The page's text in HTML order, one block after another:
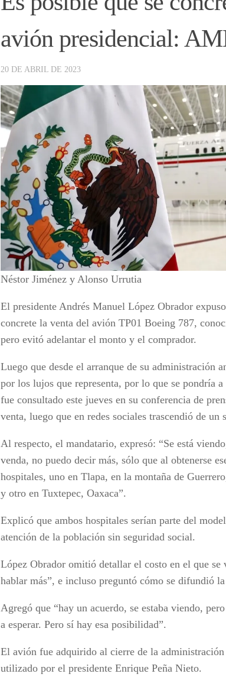
avión presidencial:
20 DE ABRIL DE 2023
Néstor Jiménez y Alonso Urrutia
El presidente Andrés Manuel López Obrador
concrete la venta del avión TP01 Boeing 787,
pero evitó adelantar el monto y el comprador.
Luego que desde el arranque de su administración
por los lujos que representa, por lo que se pondría
fue consultado este jueves en su conferencia de
venta, luego que en redes sociales trascendió de un
Al respecto, el mandatario, expresó: “Se está
venda, no puedo decir más, sólo que al obtenerse
hospitales, uno en Tlapa, en la montaña de
y otro en Tuxtepec, Oaxaca”.
Explicó que ambos hospitales serían parte del
atención de la población sin seguridad social.
López Obrador omitió detallar el costo en el que se
hablar más”, e incluso preguntó cómo se difundió
Agregó que “hay un acuerdo, se estaba viendo,
a esperar. Pero sí hay esa posibilidad”.
El avión fue adquirido al cierre de la
utilizado por el presidente Enrique Peña Nieto.